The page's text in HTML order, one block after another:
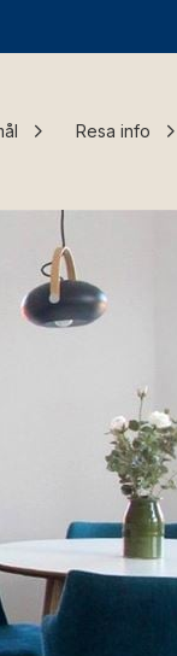
Resa info